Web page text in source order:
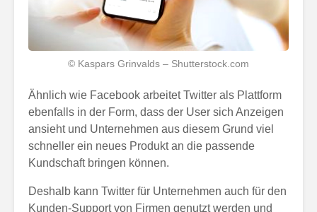
© Kaspars Grinvalds – Shutterstock.com
Ähnlich wie Facebook arbeitet Twitter als Plattform
ebenfalls in der Form, dass der User sich Anzeigen
ansieht und Unternehmen aus diesem Grund viel
schneller ein neues Produkt an die passende
Kundschaft bringen können.
Deshalb kann Twitter für Unternehmen auch für den
Kunden-Support von Firmen genutzt werden und